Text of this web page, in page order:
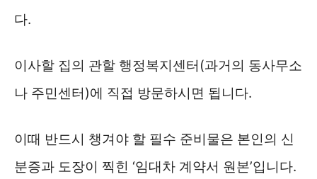
다.
이사할 집의 관할 행정복지센터(과거의 동사무소
나 주민센터)에 직접 방문하시면 됩니다.
이때 반드시 챙겨야 할 필수 준비물은 본인의 신
분증과 도장이 찍힌 ‘임대차 계약서 원본’입니다.